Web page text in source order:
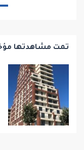
تمت مشاهدتها